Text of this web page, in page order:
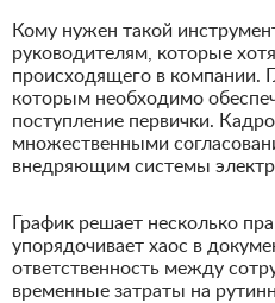
Кому нужен такой
руководителям, которые
происходящего в компании.
которым необходимо
поступление первички.
множественными
внедряющим системы
График решает несколько
упорядочивает хаос в
ответственность между
временные затраты на